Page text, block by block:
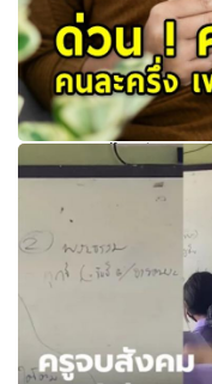
ด่วน ! ครม. ไฟเขียว คน
เพิ่มเงินคนละ 2,000